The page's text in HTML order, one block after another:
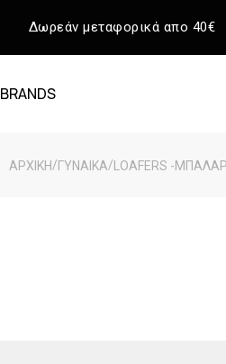
Δωρεάν μεταφορικά απο 40€
BRANDS
ΑΡΧΙΚΉ/ΓΥΝΑΙΚΑ/ LOAFERS -